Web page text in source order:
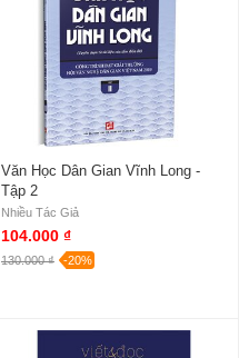
Văn Học Dân Gian Vĩnh Long -
Tập 2
Nhiều Tác Giả
104.000 ₫
130.000 ₫ -20%